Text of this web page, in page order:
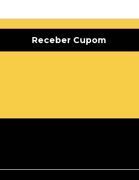
Receber Cupom